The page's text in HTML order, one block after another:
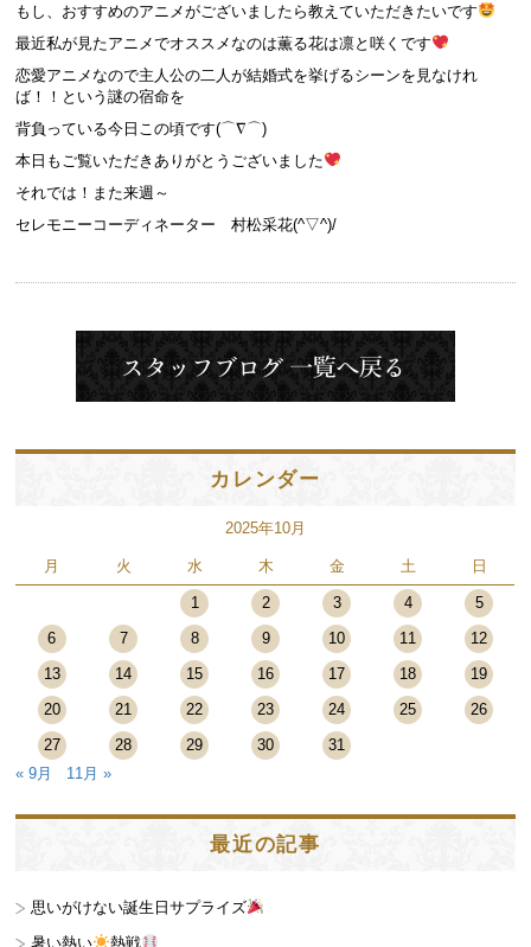
もし、おすすめのアニメがございましたら教えていただきたいです
最近私が見たアニメでオススメなのは薫る花は凛と咲くです
恋愛アニメなので主人公の二人が結婚式を挙げるシーンを見なけれ
ば！！という謎の宿命を
背負っている今日この頃です(⌒∇⌒)
本日もご覧いただきありがとうございました
それでは！また来週～
セレモニーコーディネーター 村松采花(^▽^)/
カレンダー
2025年10月
月 火 水 木 金 土 日
1 2 3 4
5
6
7 8 9 10 11
12
13
14 15 16 17 18
19
20
21 22 23 24 25
26
27
28 29 30
31
« 9月
11月 »
最近の記事
思いがけない誕生日サプライズ
暑い熱い
熱戦